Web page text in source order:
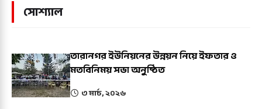
সোশ্যাল
তারানগর ইউনিয়নের উন্নয়ন নিয়ে ইফতার ও
মতবিনিময় সভা অনুষ্ঠিত
৩ মার্চ, ২০২৬